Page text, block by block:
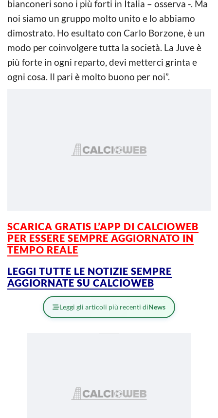
bianconeri sono i più forti in Italia – osserva -. Ma
noi siamo un gruppo molto unito e lo abbiamo
dimostrato. Ho esultato con Carlo Borzone, è un
modo per coinvolgere tutta la società. La Juve è
più forte in ogni reparto, devi metterci grinta e
ogni cosa. Il pari è molto buono per noi”.
SCARICA GRATIS L’APP DI CALCIOWEB
PER ESSERE SEMPRE AGGIORNATO IN
TEMPO REALE
LEGGI TUTTE LE NOTIZIE SEMPRE
AGGIORNATE SU CALCIOWEB
Leggi gli articoli più recenti diNews